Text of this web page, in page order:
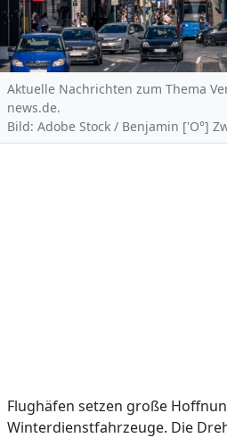
Aktuelle Nachrichten zum Thema
news.de.
Bild: Adobe Stock / Benjamin ['O°]
Flughäfen setzen große
Winterdienstfahrzeuge. Die